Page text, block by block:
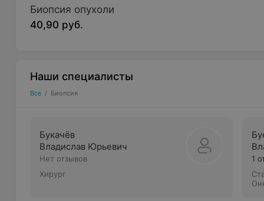
Биопсия опухоли
40,90 руб.
Наши специалисты
Все / Биопсия
Букачёв
Владислав Юрьевич
Нет отзывов
Хирург
1